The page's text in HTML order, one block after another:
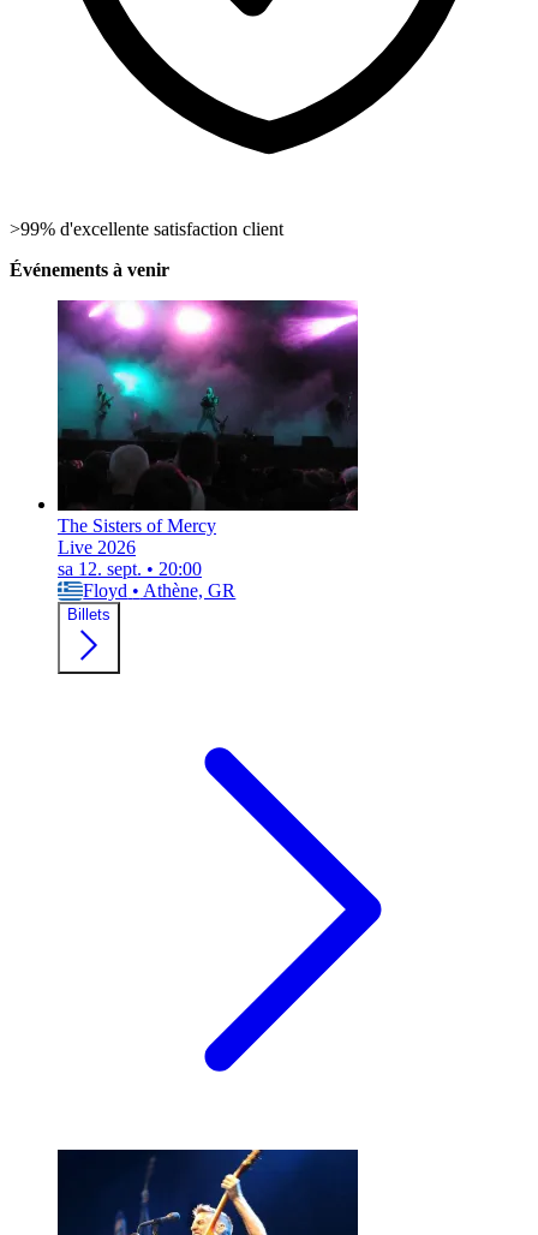
>99% d'excellente satisfaction client
Événements à venir
The Sisters of Mercy
Live 2026
sa 12. sept. • 20:00
Floyd • Athène, GR
Billets